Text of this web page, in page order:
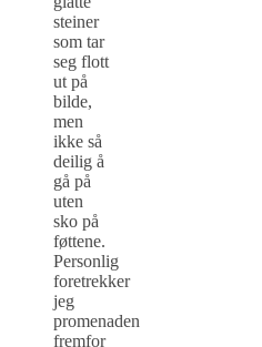
steiner
som tar
seg flott
ut på
bilde,
men
ikke så
deilig å
gå på
uten
sko på
føttene.
Personlig
foretrekker
jeg
promenaden
fremfor